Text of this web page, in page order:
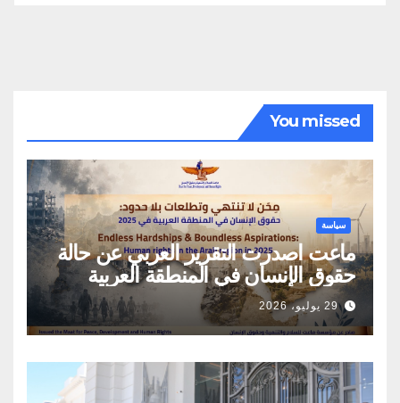
You missed
سياسة
ماعت اصدرت التقرير العربي عن حالة
حقوق الإنسان في المنطقة العربية
29 يوليو، 2026